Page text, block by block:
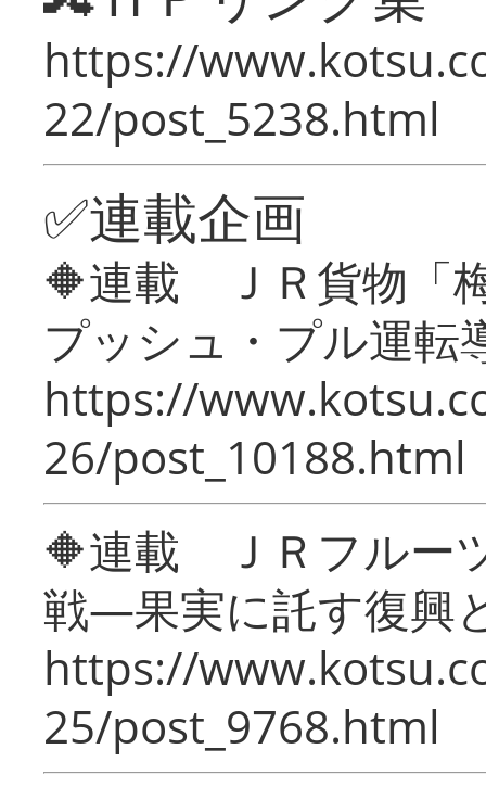
https://
22/post_5238.html
✅連載企画
🔶連載 ＪＲ貨物「
プッシュ・プル運転
https://
26/post_10188.html
🔶連載 ＪＲフルー
戦―果実に託す復興
https://
25/post_9768.html